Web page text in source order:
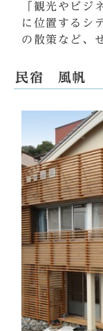
「観光やビジ
に位置するシ
の散策など、
民宿 風帆